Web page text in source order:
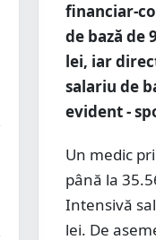
financiar-
de bază de
lei, iar
salariu de
evident -
Un medic
până la
Intensivă
lei. De